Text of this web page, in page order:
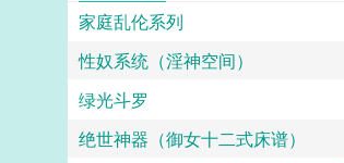
家庭乱伦系列
性奴系统（淫神空间）
绿光斗罗
绝世神器（御女十二式床谱）